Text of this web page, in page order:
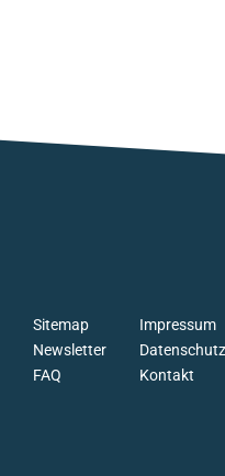
FAQ
Newsletter
Sitemap
Kontakt
Datenschutz
Impressum